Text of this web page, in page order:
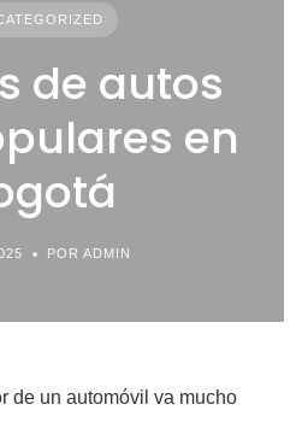
de autos
en
POR ADMIN
de un automóvil va mucho